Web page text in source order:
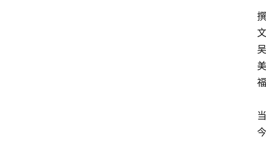
撰
文
吴
美
福
当
今